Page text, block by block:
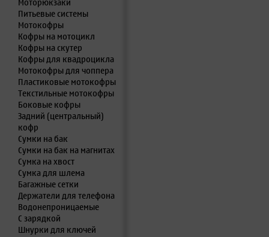
Питьевые системы
Мотокофры
Кофры на мотоцикл
Кофры на скутер
Кофры для квадроцикла
Мотокофры для чоппера
Пластиковые мотокофры
Текстильные мотокофры
Боковые кофры
Задний (центральный)
кофр
Сумки на бак
Сумки на бак на магнитах
Сумка на хвост
Сумка для шлема
Багажные сетки
Держатели для телефона
Водонепроницаемые
С зарядкой
Шнурки для ключей